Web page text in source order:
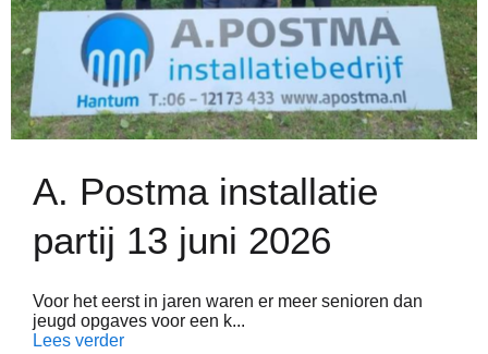
A. Postma installatie
partij 13 juni 2026
Voor het eerst in jaren waren er meer senioren dan
jeugd opgaves voor een k...
Lees verder